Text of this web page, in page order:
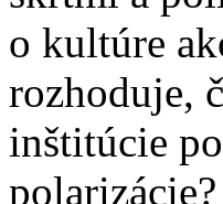
o kultúre
rozhoduje,
inštitúcie
polarizácie?